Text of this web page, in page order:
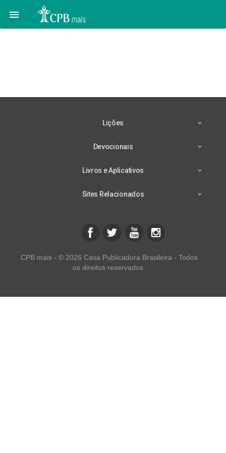

Lições
Devocionais
Livros e Aplicativos
Sites Relacionados
CPB mais - © 2026 Casa Publicadora Brasileira - Todos
os direitos reservados.